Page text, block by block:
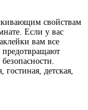
свойствам
Если у вас
вам все
предотвращают
детская,